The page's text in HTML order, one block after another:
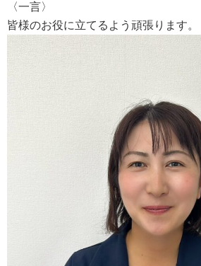
〈一言〉
皆様のお役に立てるよう頑張ります。